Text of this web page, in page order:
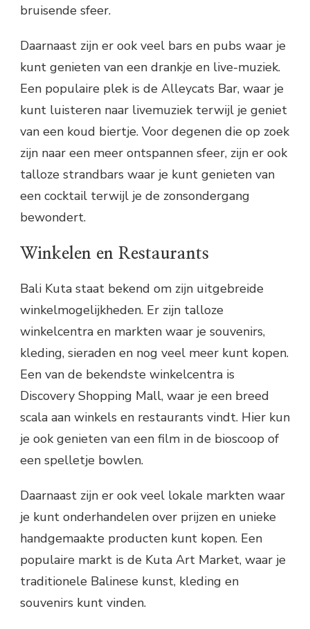
bruisende sfeer.
Daarnaast zijn er ook veel bars en pubs waar je
kunt genieten van een drankje en live-muziek.
Een populaire plek is de Alleycats Bar, waar je
kunt luisteren naar livemuziek terwijl je geniet
van een koud biertje. Voor degenen die op zoek
zijn naar een meer ontspannen sfeer, zijn er ook
talloze strandbars waar je kunt genieten van
een cocktail terwijl je de zonsondergang
bewondert.
Winkelen en Restaurants
Bali Kuta staat bekend om zijn uitgebreide
winkelmogelijkheden. Er zijn talloze
winkelcentra en markten waar je souvenirs,
kleding, sieraden en nog veel meer kunt kopen.
Een van de bekendste winkelcentra is
Discovery Shopping Mall, waar je een breed
scala aan winkels en restaurants vindt. Hier kun
je ook genieten van een film in de bioscoop of
een spelletje bowlen.
Daarnaast zijn er ook veel lokale markten waar
je kunt onderhandelen over prijzen en unieke
handgemaakte producten kunt kopen. Een
populaire markt is de Kuta Art Market, waar je
traditionele Balinese kunst, kleding en
souvenirs kunt vinden.